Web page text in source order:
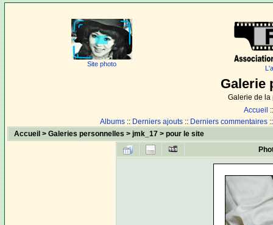
Site photo
Galerie
Galerie de la
Accueil
Albums :: Derniers ajouts :: Derniers commentaires
Accueil >Galeries personnelles >jmk_17 >pour le site